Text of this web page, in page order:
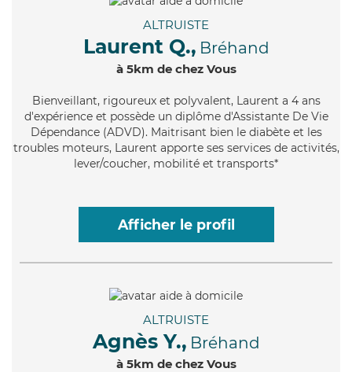
ALTRUISTE
Laurent Q., Bréhand
à 5km de chez Vous
Bienveillant, rigoureux et polyvalent, Laurent a 4 ans
d'expérience et possède un diplôme d'Assistante De Vie
Dépendance (ADVD). Maitrisant bien le diabète et les
troubles moteurs, Laurent apporte ses services de activités,
lever/coucher, mobilité et transports*
Afficher le profil
ALTRUISTE
Agnès Y., Bréhand
à 5km de chez Vous